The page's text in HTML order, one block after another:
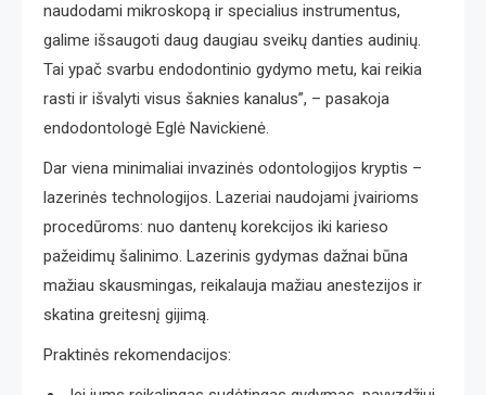
naudodami mikroskopą ir specialius instrumentus,
galime išsaugoti daug daugiau sveikų danties audinių.
Tai ypač svarbu endodontinio gydymo metu, kai reikia
rasti ir išvalyti visus šaknies kanalus”, – pasakoja
endodontologė Eglė Navickienė.
Dar viena minimaliai invazinės odontologijos kryptis –
lazerinės technologijos. Lazeriai naudojami įvairioms
procedūroms: nuo dantenų korekcijos iki karieso
pažeidimų šalinimo. Lazerinis gydymas dažnai būna
mažiau skausmingas, reikalauja mažiau anestezijos ir
skatina greitesnį gijimą.
Praktinės rekomendacijos: